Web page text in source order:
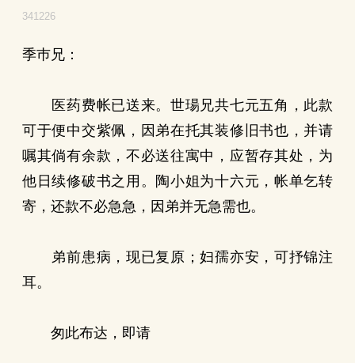
341226
季巿兄：
医药费帐已送来。世瑒兄共七元五角，此款
可于便中交紫佩，因弟在托其装修旧书也，并请
嘱其倘有余款，不必送往寓中，应暂存其处，为
他日续修破书之用。陶小姐为十六元，帐单乞转
寄，还款不必急急，因弟并无急需也。
弟前患病，现已复原；妇孺亦安，可抒锦注
耳。
匆此布达，即请